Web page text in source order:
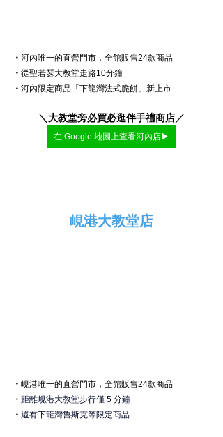
・ 河內唯一的直營門市，全館販售24款商品
・ 從聖若瑟大教堂走路10分鐘
・ 河內限定商品「下龍灣法式脆餅」新上市
＼大教堂旁必買必逛伴手禮商店／
在 Google 地圖上查看河內店▶
峴港大教堂店
・ 峴港唯一的直營門市，全館販售24款商品
・ 距離峴港大教堂步行僅 5 分鐘
・ 還有下龍灣魯斯克等限定商品